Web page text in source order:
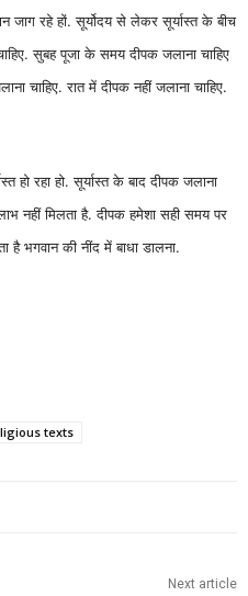
जाग रहे हों. सूर्योदय से लेकर सूर्यास्त के बीच
सुबह पूजा के समय दीपक जलाना चाहिए
चाहिए. रात में दीपक नहीं जलाना चाहिए.
हो रहा हो. सूर्यास्त के बाद दीपक जलाना
नहीं मिलता है. दीपक हमेशा सही समय पर
है भगवान की नींद में बाधा डालना.
texts
Next article